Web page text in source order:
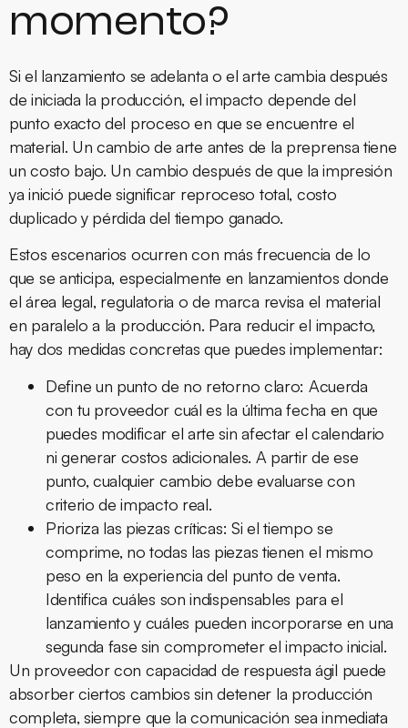
momento?
Si el lanzamiento se adelanta o el arte cambia después
de iniciada la producción, el impacto depende del
punto exacto del proceso en que se encuentre el
material. Un cambio de arte antes de la preprensa tiene
un costo bajo. Un cambio después de que la impresión
ya inició puede significar reproceso total, costo
duplicado y pérdida del tiempo ganado.
Estos escenarios ocurren con más frecuencia de lo
que se anticipa, especialmente en lanzamientos donde
el área legal, regulatoria o de marca revisa el material
en paralelo a la producción. Para reducir el impacto,
hay dos medidas concretas que puedes implementar:
Define un punto de no retorno claro: Acuerda
con tu proveedor cuál es la última fecha en que
puedes modificar el arte sin afectar el calendario
ni generar costos adicionales. A partir de ese
punto, cualquier cambio debe evaluarse con
criterio de impacto real.
Prioriza las piezas críticas: Si el tiempo se
comprime, no todas las piezas tienen el mismo
peso en la experiencia del punto de venta.
Identifica cuáles son indispensables para el
lanzamiento y cuáles pueden incorporarse en una
segunda fase sin comprometer el impacto inicial.
Un proveedor con capacidad de respuesta ágil puede
absorber ciertos cambios sin detener la producción
completa, siempre que la comunicación sea inmediata